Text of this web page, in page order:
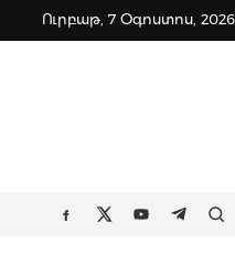
Ուրբաթ, 7 Օգոստոս, 2026